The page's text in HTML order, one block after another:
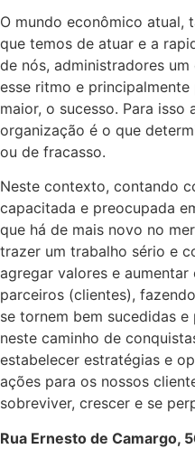
O mundo econômico atual,
que temos de atuar e a
de nós, administradores
esse ritmo e
maior, o sucesso. Para isso
organização é o que
ou de fracasso.
Neste contexto, contando
capacitada e preocupada
que há de mais novo no
trazer um trabalho sério e
agregar valores e
parceiros (clientes),
se tornem bem sucedidas
neste caminho de
estabelecer estratégias e
ações para os nossos
sobreviver, crescer e se
Rua Ernesto de Camargo,